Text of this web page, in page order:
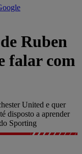
Ruben
falar com
United e quer
disposto a aprender
Sporting